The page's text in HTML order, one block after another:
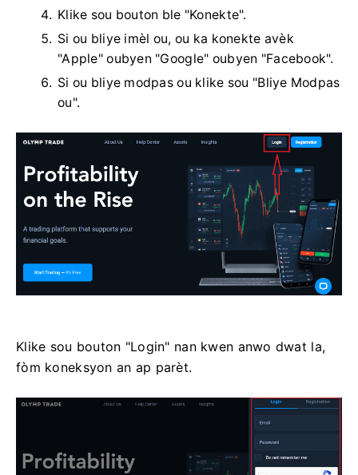
Klike sou bouton ble "Konekte".
Si ou bliye imèl ou, ou ka konekte avèk
"Apple" oubyen "Google" oubyen "Facebook".
Si ou bliye modpas ou klike sou "Bliye Modpas
ou".
Klike sou bouton "Login" nan kwen anwo dwat la,
fòm koneksyon an ap parèt.